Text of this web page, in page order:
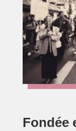
Fondée